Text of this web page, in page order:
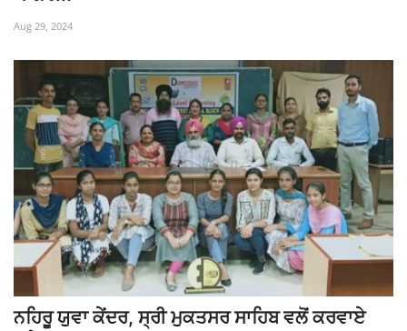
Aug 29, 2024
ਨਹਿਰੂ ਯੁਵਾ ਕੇਂਦਰ, ਸ੍ਰੀ ਮੁਕਤਸਰ ਸਾਹਿਬ ਵਲੋਂ ਕਰਵਾਏ